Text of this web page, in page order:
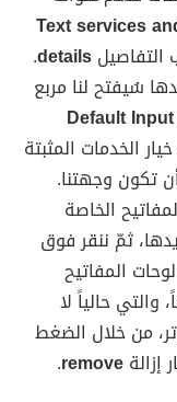
Text services
التفاصيلdetails
.
سُيفتح لنا مربع
Default Input
الخدمات المثبتة
تكون وجهتنا.
الخاصة
ثمّ ننقر فوق
المفاتيح
والتي حالياً لا
من خلال الضغط
إزالةremove
.